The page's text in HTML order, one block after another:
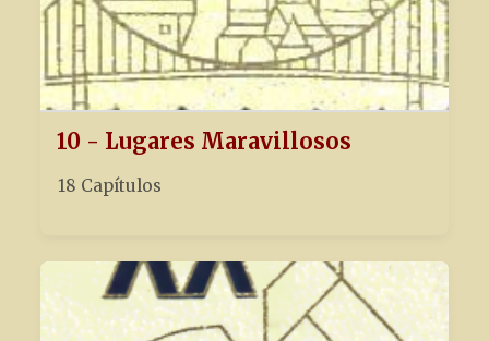
10 - Lugares Maravillosos
18 Capítulos